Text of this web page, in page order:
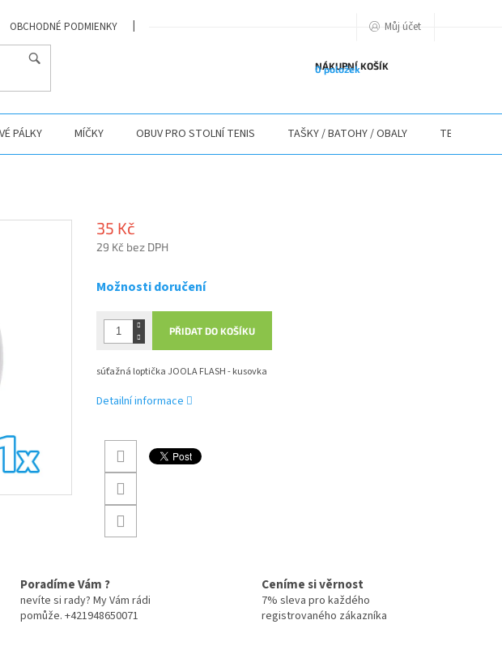
OBCHODNÉ PODMIENKY O NÁS
Můj účet
NÁKUPNÍ KOŠÍK
0 položek
PÁLKY MÍČKY OBUV PRO STOLNÍ TENIS TAŠKY / BATOHY / OBALY TEXTIL
35 Kč
29 Kč bez DPH
cena:
Možnosti doručení
PŘIDAT DO KOŠÍKU
súťažná loptička JOOLA FLASH - kusovka
Detailní informace
Poradíme Vám ?
nevíte si rady? My Vám rádi
pomůže. +421948650071
Ceníme si věrnost
7% sleva pro každého
registrovaného zákazníka